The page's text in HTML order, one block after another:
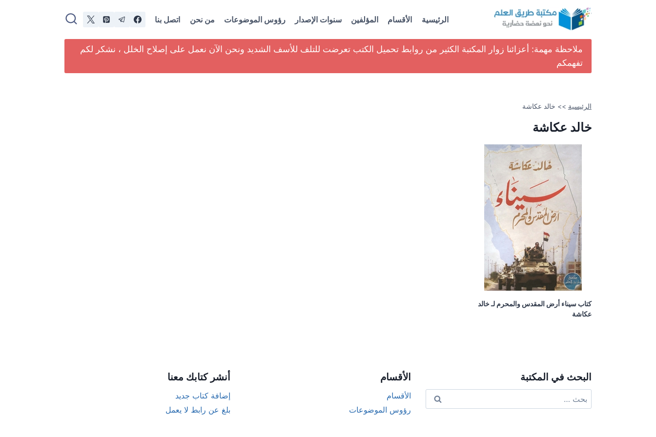
الرئيسية الأقسام المؤلفين سنوات الإصدار رؤوس الموضوعات من نحن اتصل بنا
ملاحظة مهمة: أعزائنا زوار المكتبة الكثير من روابط تحميل الكتب تعرضت للتلف للأسف الشديد ونحن الآن نعمل على إصلاح الخلل ، نشكر لكم
تفهمكم
الرئيسية >> خالد عكاشة
خالد عكاشة
كتاب سيناء أرض المقدس والمحرم لـ خالد
عكاشة
البحث في المكتبة
عن:
الأقسام
الأقسام
رؤوس الموضوعات
أنشر كتابك معنا
إضافة كتاب جديد
بلغ عن رابط لا يعمل